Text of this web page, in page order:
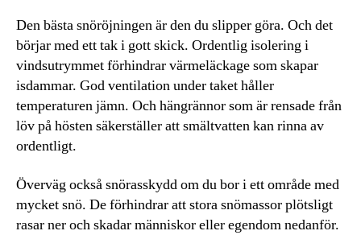
Den bästa snöröjningen är den du slipper göra. Och det
börjar med ett tak i gott skick. Ordentlig isolering i
vindsutrymmet förhindrar värmeläckage som skapar
isdammar. God ventilation under taket håller
temperaturen jämn. Och hängrännor som är rensade från
löv på hösten säkerställer att smältvatten kan rinna av
ordentligt.
Överväg också snörasskydd om du bor i ett område med
mycket snö. De förhindrar att stora snömassor plötsligt
rasar ner och skadar människor eller egendom nedanför.